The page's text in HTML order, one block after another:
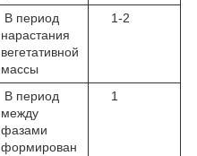
В период
нарастания
вегетативной
массы
1-2
В период
между
фазами
формирован
1